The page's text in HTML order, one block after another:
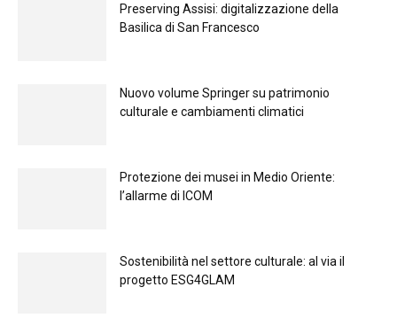
Preserving Assisi: digitalizzazione della
Basilica di San Francesco
Nuovo volume Springer su patrimonio
culturale e cambiamenti climatici
Protezione dei musei in Medio Oriente:
l’allarme di ICOM
Sostenibilità nel settore culturale: al via il
progetto ESG4GLAM